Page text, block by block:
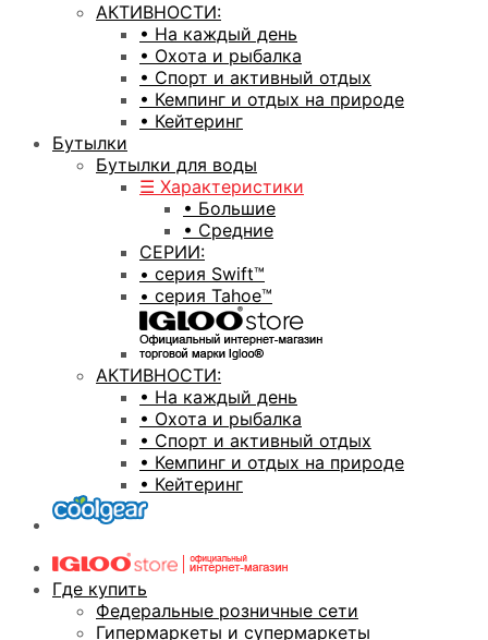
АКТИВНОСТИ:
• На каждый день
• Охота и рыбалка
• Спорт и активный отдых
• Кемпинг и отдых на природе
• Кейтеринг
Бутылки
Бутылки для воды
☰ Характеристики
• Большие
• Средние
СЕРИИ:
• серия Swift™
• серия Tahoe™
АКТИВНОСТИ:
• На каждый день
• Охота и рыбалка
• Спорт и активный отдых
• Кемпинг и отдых на природе
• Кейтеринг
Где купить
Федеральные розничные сети
Гипермаркеты и супермаркеты